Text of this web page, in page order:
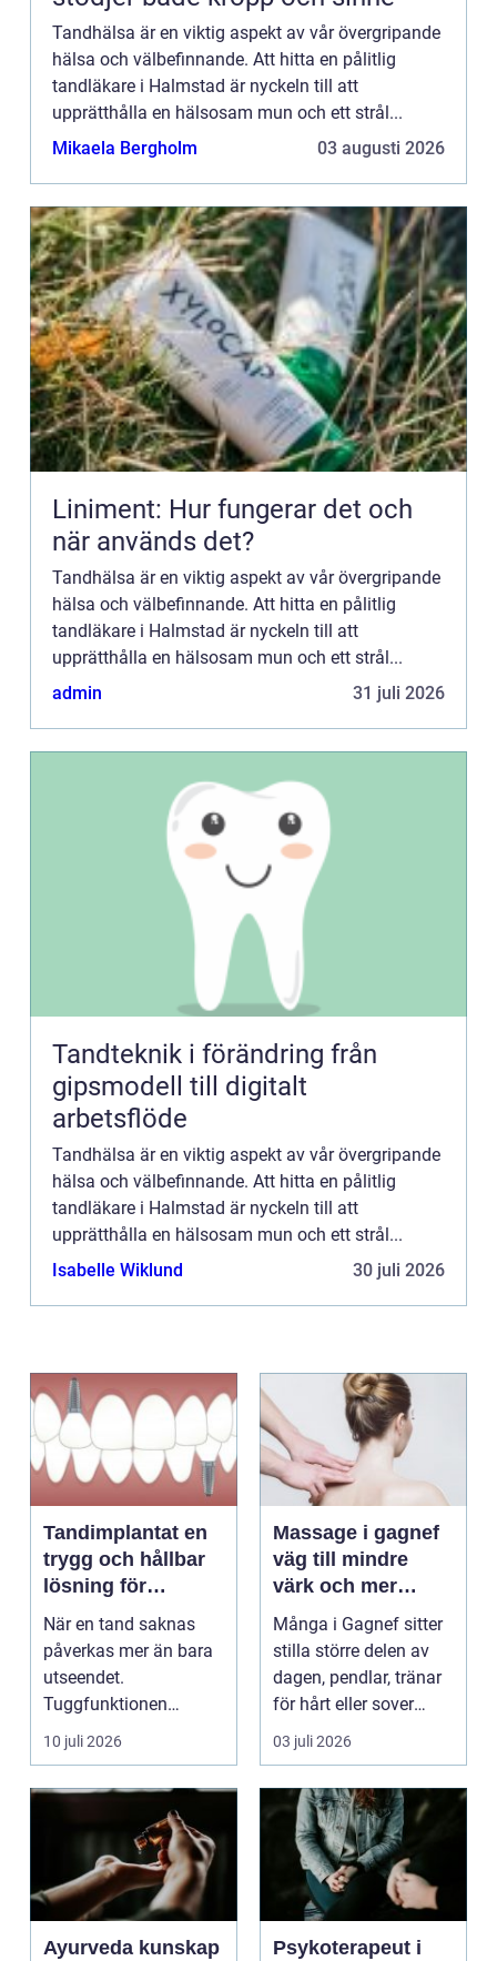
Tandhälsa är en viktig aspekt av vår övergripande
hälsa och välbefinnande. Att hitta en pålitlig
tandläkare i Halmstad är nyckeln till att
upprätthålla en hälsosam mun och ett strål...
Mikaela Bergholm
03 augusti 2026
Liniment: Hur fungerar det och
när används det?
Tandhälsa är en viktig aspekt av vår övergripande
hälsa och välbefinnande. Att hitta en pålitlig
tandläkare i Halmstad är nyckeln till att
upprätthålla en hälsosam mun och ett strål...
admin
31 juli 2026
Tandteknik i förändring från
gipsmodell till digitalt
arbetsflöde
Tandhälsa är en viktig aspekt av vår övergripande
hälsa och välbefinnande. Att hitta en pålitlig
tandläkare i Halmstad är nyckeln till att
upprätthålla en hälsosam mun och ett strål...
Isabelle Wiklund
30 juli 2026
Tandimplantat en
trygg och hållbar
lösning för
förlorade tänder
När en tand saknas
påverkas mer än bara
utseendet.
Tuggfunktionen
försämras, leendet
förändras och m...
10 juli 2026
Massage i gagnef
väg till mindre
värk och mer
vardagsenergi
Många i Gagnef sitter
stilla större delen av
dagen, pendlar, tränar
för hårt eller sover
dåligt. Axl...
03 juli 2026
Ayurveda kunskap
Psykoterapeut i